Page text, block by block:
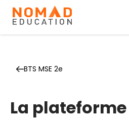
BTS MSE 2e
La plateforme